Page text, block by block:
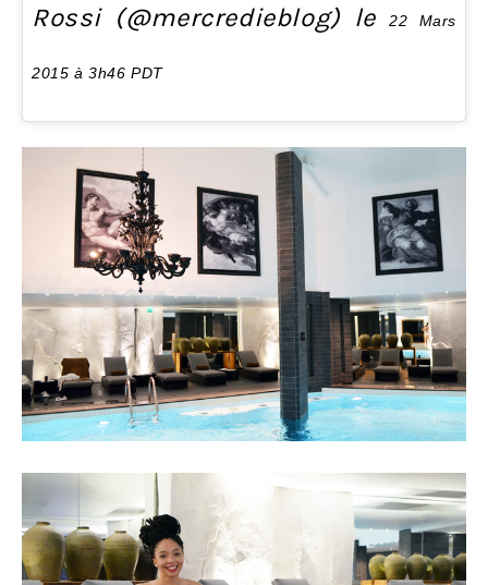
Rossi (@mercredieblog) le22 Mars
2015 à 3h46 PDT